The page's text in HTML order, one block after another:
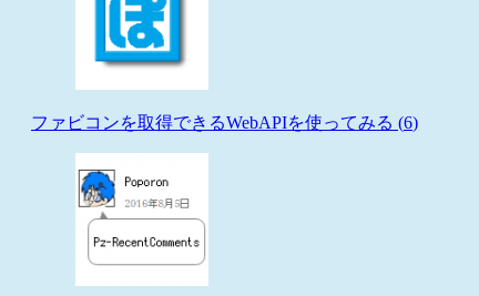
ファビコンを取得できるWebAPIを使ってみる (6)